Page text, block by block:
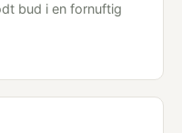
bud i en fornuftig